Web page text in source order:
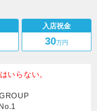
入店祝金
30万円
いらない。